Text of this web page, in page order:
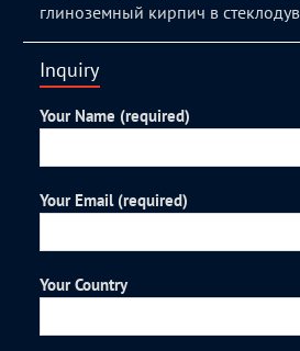
глиноземный кирпич в
Inquiry
Your Name (required)
Your Email (required)
Your Country